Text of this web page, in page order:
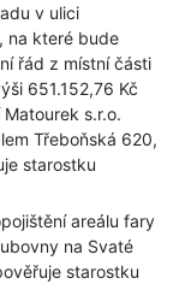
v ulici
na které bude
řád z místní části
651.152,76 Kč
s.r.o.
Třeboňská 620,
starostku
areálu fary
na Svaté
starostku